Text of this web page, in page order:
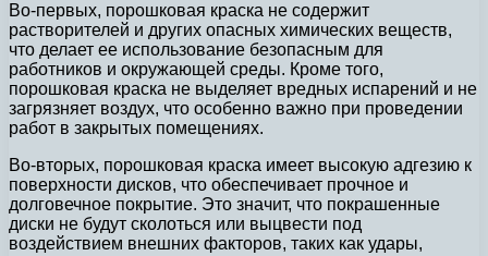
Во-первых, порошковая краска не содержит
растворителей и других опасных химических веществ,
что делает ее использование безопасным для
работников и окружающей среды. Кроме того,
порошковая краска не выделяет вредных испарений и не
загрязняет воздух, что особенно важно при проведении
работ в закрытых помещениях.
Во-вторых, порошковая краска имеет высокую адгезию к
поверхности дисков, что обеспечивает прочное и
долговечное покрытие. Это значит, что покрашенные
диски не будут сколоться или выцвести под
воздействием внешних факторов, таких как удары,